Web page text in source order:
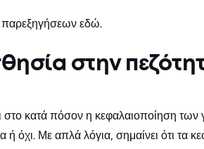
παρεξηγήσεων εδώ.
στην
στο κατά πόσον η κεφαλαιοποίηση
ή όχι. Με απλά λόγια, σημαίνει ότι τα